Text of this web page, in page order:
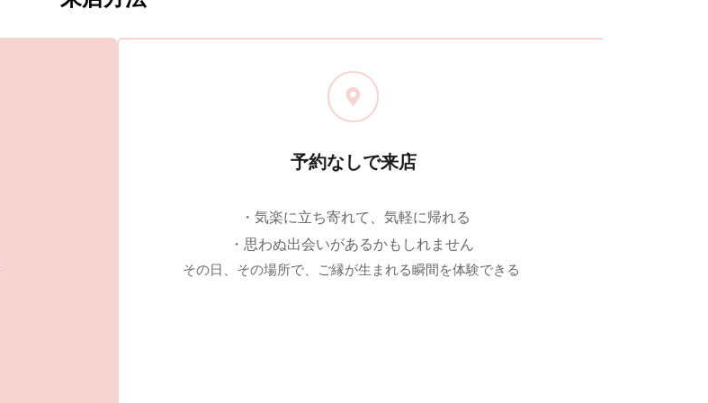
予約なしで来店
・気楽に立ち寄れて、気軽に帰れる
・思わぬ出会いがあるかもしれません
その日、その場所で、ご縁が生まれる瞬間を体験できる